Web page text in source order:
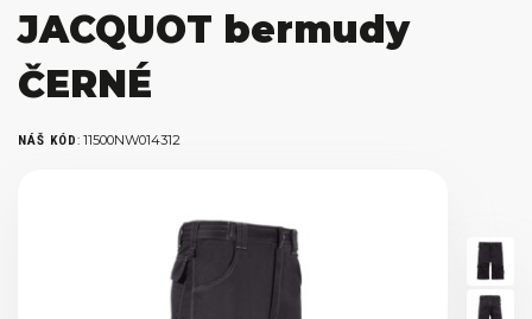
JACQUOT bermudy
ČERNÉ
NÁŠ KÓD: 11500NW014312